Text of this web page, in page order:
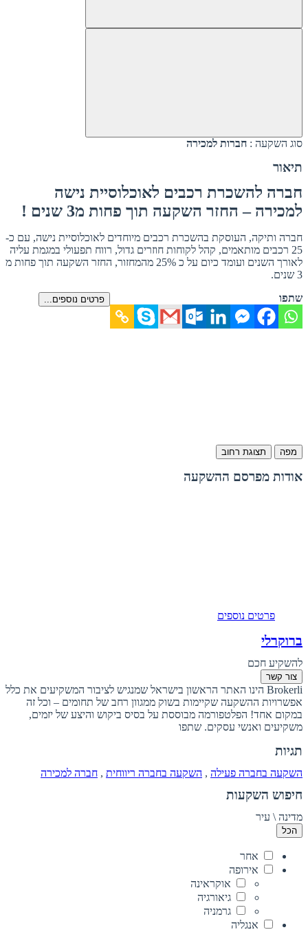
סוג השקעה : חברות למכירה
תיאור
חברה להשכרת רכבים לאוכלוסיית נישה
למכירה – החזר השקעה תוך פחות מ3 שנים !
חברה ותיקה, העוסקת בהשכרת רכבים מיוחדים לאוכלוסיית נישה, עם כ-
25 רכבים מותאמים, קהל לקוחות חוזרים גדול, רווח תפעולי במגמת עליה
לאורך השנים ועומד כיום על כ 25% מהמחזור, החזר השקעה תוך פחות מ
3 שנים.
שתפו
פרטים נוספים...
מפה תצוגת רחוב
אודות מפרסם ההשקעה
פרטים נוספים
ברוקרלי
להשקיע חכם
צור קשר
Brokerli הינו האתר הראשון בישראל שמנגיש לציבור המשקיעים את כלל
אפשרויות ההשקעה שקיימות בשוק ממגוון רחב של תחומים – וכל זה
במקום אחד! הפלטפורמה מבוססת על בסיס ביקוש והיצע של יזמים,
משקיעים ואנשי עסקים. שתפו
תגיות
השקעה בחברה פעילה , השקעה בחברה ריווחית , חברה למכירה
חיפוש השקעות
מדינה \ עיר
הכל
אחר
אירופה
אוקראינה
גיאורגיה
גרמניה
אנגליה